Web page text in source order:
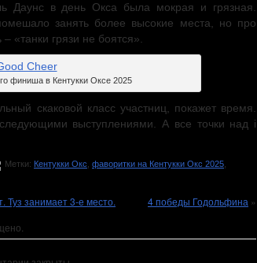
Даунс в день Окса была мокрая и грязная.
занять более высокие места, но про
«танки грязи не боятся».
финиша в Кентукки Оксе 2025
скаковой класс участниц, покажет время.
выступлениями. А все точки над i
Метки: Кентукки Окс фаворитки на Кентукки Окс 2025
Туз занимает 3-е место. 4 победы Годольфина »